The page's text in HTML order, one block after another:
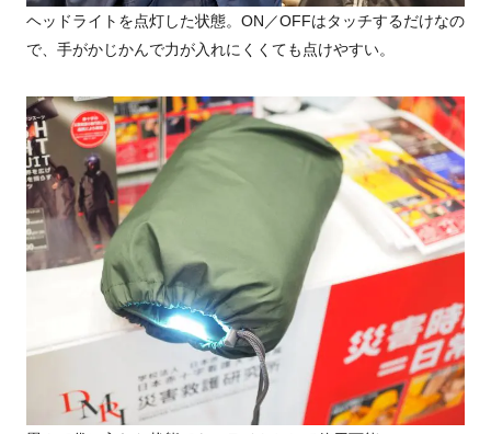
ヘッドライトを点灯した状態。ON／OFFはタッチするだけなの
で、手がかじかんで力が入れにくくても点けやすい。